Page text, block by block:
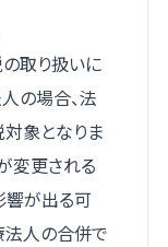
取り扱いに
の場合、法
象となりま
変更される
響が出る可
法人の合併で